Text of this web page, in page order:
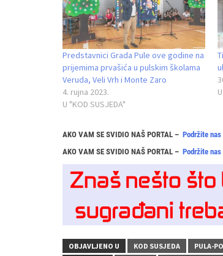
Predstavnici Grada Pule ove godine na
prijemima prvašića u pulskim školama
Veruda, Veli Vrh i Monte Zaro
4. rujna 2023.
U "KOD SUSJEDA"
AKO VAM SE SVIDIO NAŠ PORTAL – Podržite
AKO VAM SE SVIDIO NAŠ PORTAL – Podržite
OBJAVLJENO U KOD SUSJEDA
PULA-